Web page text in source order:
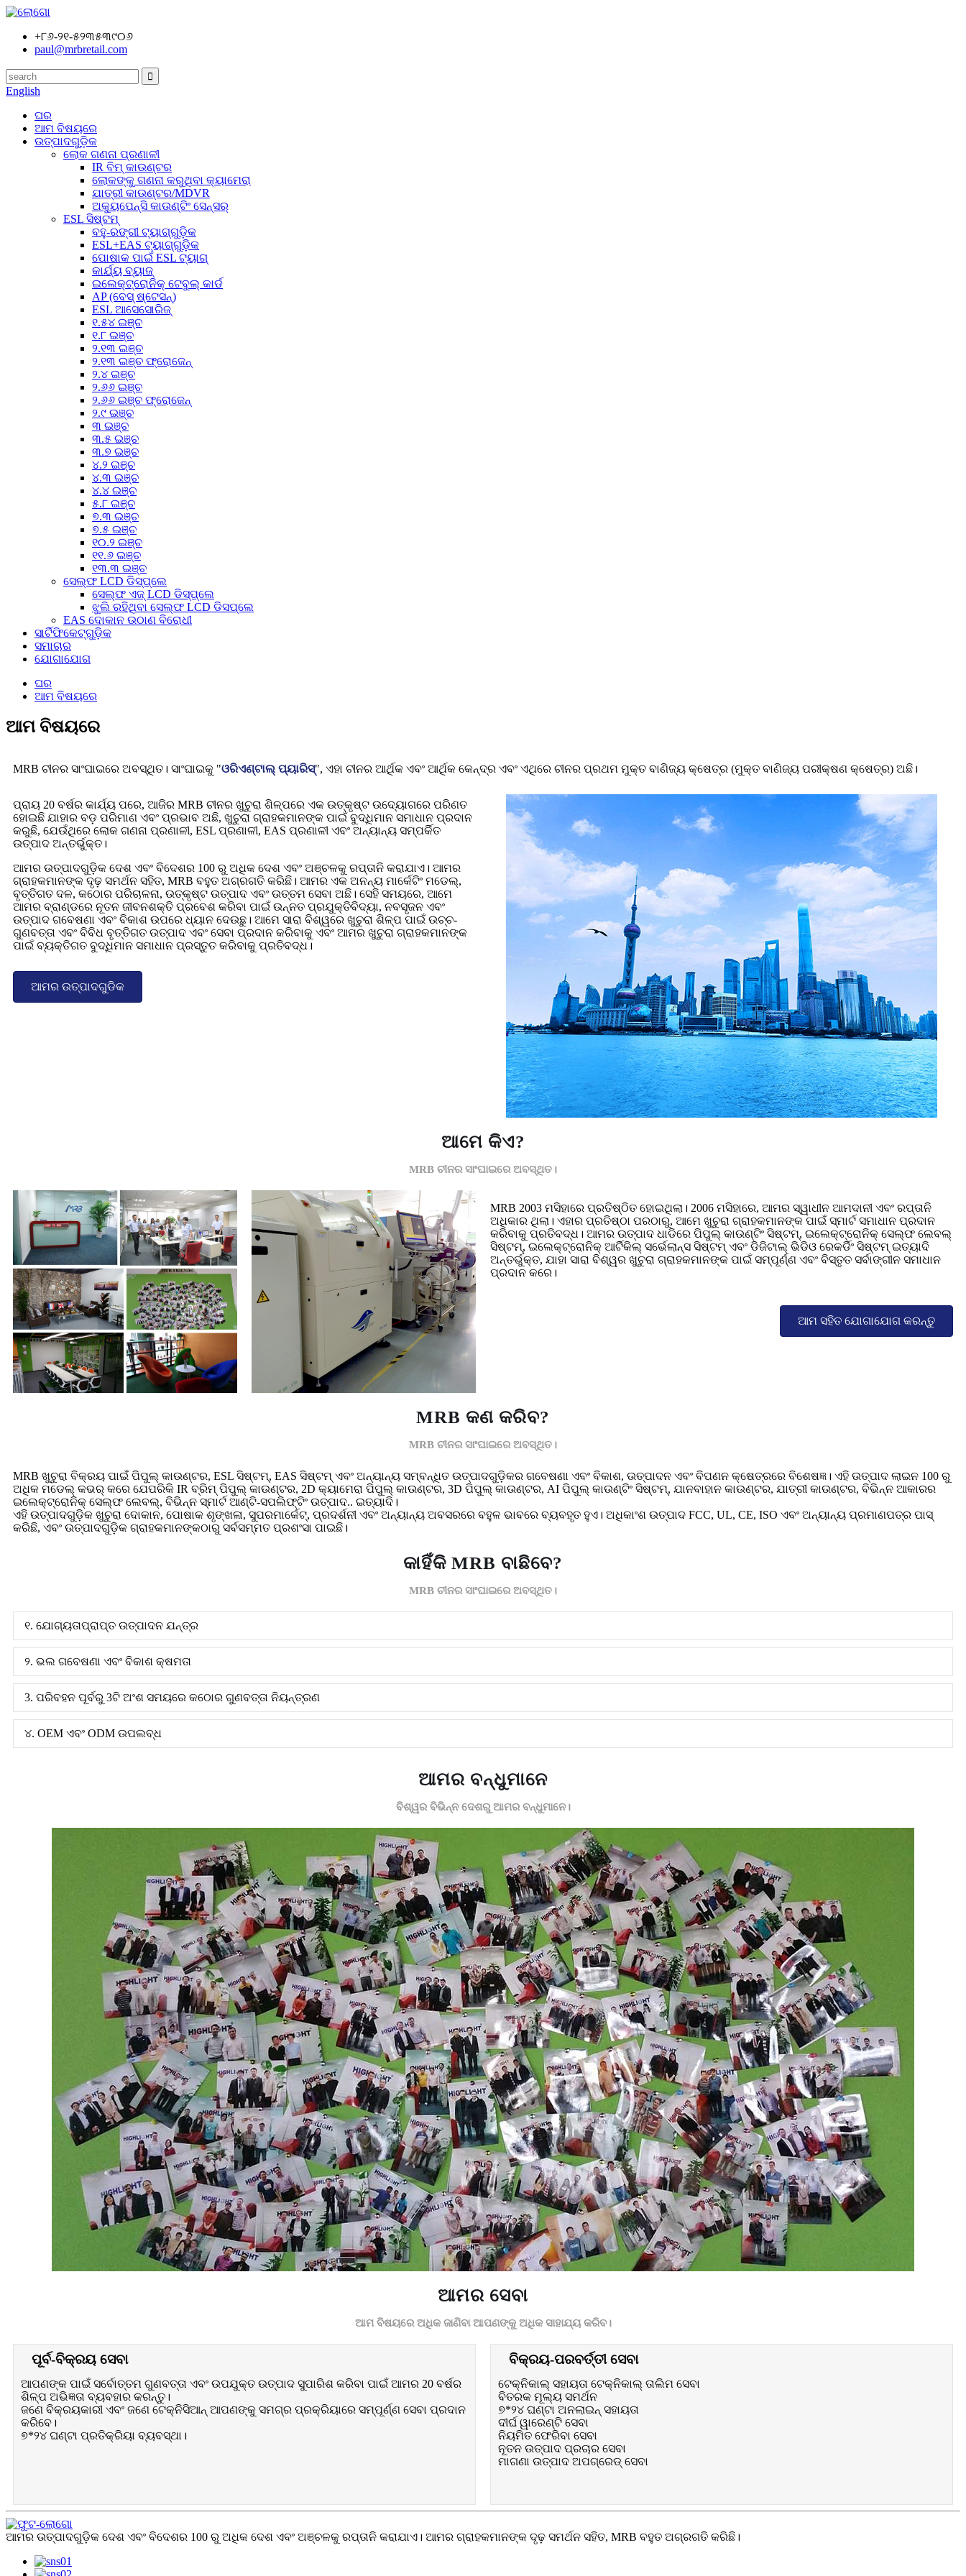
+୮୬-୨୧-୫୨୩୫୩୯୦୬
paul@mrbretail.com
English
ଘର
ଆମ ବିଷୟରେ
ଉତ୍ପାଦଗୁଡ଼ିକ
ଲୋକ ଗଣନା ପ୍ରଣାଳୀ
IR ବିମ୍ କାଉଣ୍ଟର
ଲୋକଙ୍କୁ ଗଣନା କରୁଥିବା କ୍ୟାମେରା
ଯାତ୍ରୀ କାଉଣ୍ଟର/MDVR
ଅକ୍ୟୁପେନ୍ସି କାଉଣ୍ଟିଂ ସେନ୍ସର୍
ESL ସିଷ୍ଟମ୍
ବହୁ-ରଙ୍ଗୀ ଟ୍ୟାଗ୍‌ଗୁଡ଼ିକ
ESL+EAS ଟ୍ୟାଗ୍‌ଗୁଡ଼ିକ
ପୋଷାକ ପାଇଁ ESL ଟ୍ୟାଗ୍
କାର୍ଯ୍ୟ ବ୍ୟାଜ୍
ଇଲେକ୍ଟ୍ରୋନିକ୍ ଟେବୁଲ୍ କାର୍ଡ
AP (ବେସ୍ ଷ୍ଟେସନ୍)
ESL ଆସେସୋରିଜ୍
୧.୫୪ ଇଞ୍ଚ
୧.୮ ଇଞ୍ଚ
୨.୧୩ ଇଞ୍ଚ
୨.୧୩ ଇଞ୍ଚ ଫ୍ରୋଜେନ୍
୨.୪ ଇଞ୍ଚ
୨.୬୬ ଇଞ୍ଚ
୨.୬୬ ଇଞ୍ଚ ଫ୍ରୋଜେନ୍
୨.୯ ଇଞ୍ଚ
୩ ଇଞ୍ଚ
୩.୫ ଇଞ୍ଚ
୩.୭ ଇଞ୍ଚ
୪.୨ ଇଞ୍ଚ
୪.୩ ଇଞ୍ଚ
୪.୪ ଇଞ୍ଚ
୫.୮ ଇଞ୍ଚ
୭.୩ ଇଞ୍ଚ
୭.୫ ଇଞ୍ଚ
୧୦.୨ ଇଞ୍ଚ
୧୧.୬ ଇଞ୍ଚ
୧୩.୩ ଇଞ୍ଚ
ସେଲ୍ଫ LCD ଡିସ୍‌ପ୍ଲେ
ସେଲ୍ଫ ଏଜ୍ LCD ଡିସ୍‌ପ୍ଲେ
ଝୁଲି ରହିଥିବା ସେଲ୍ଫ LCD ଡିସପ୍ଲେ
EAS ଦୋକାନ ଉଠାଣ ବିରୋଧୀ
ସାର୍ଟିଫିକେଟ୍‌ଗୁଡ଼ିକ
ସମାଚାର
ଯୋଗାଯୋଗ
ଘର
ଆମ ବିଷୟରେ
ଆମ ବିଷୟରେ
MRB ଚୀନର ସାଂଘାଇରେ ଅବସ୍ଥିତ। ସାଂଘାଇକୁ "ଓରିଏଣ୍ଟାଲ୍ ପ୍ୟାରିସ୍", ଏହା ଚୀନର ଆର୍ଥିକ ଏବଂ ଆର୍ଥିକ କେନ୍ଦ୍ର ଏବଂ ଏଥିରେ ଚୀନର ପ୍ରଥମ ମୁକ୍ତ ବାଣିଜ୍ୟ କ୍ଷେତ୍ର (ମୁକ୍ତ ବାଣିଜ୍ୟ ପରୀକ୍ଷଣ କ୍ଷେତ୍ର) ଅଛି।
ପ୍ରାୟ 20 ବର୍ଷର କାର୍ଯ୍ୟ ପରେ, ଆଜିର MRB ଚୀନର ଖୁଚୁରା ଶିଳ୍ପରେ ଏକ ଉତ୍କୃଷ୍ଟ ଉଦ୍ୟୋଗରେ ପରିଣତ
ହୋଇଛି ଯାହାର ବଡ଼ ପରିମାଣ ଏବଂ ପ୍ରଭାବ ଅଛି, ଖୁଚୁରା ଗ୍ରାହକମାନଙ୍କ ପାଇଁ ବୁଦ୍ଧିମାନ ସମାଧାନ ପ୍ରଦାନ
କରୁଛି, ଯେଉଁଥିରେ ଲୋକ ଗଣନା ପ୍ରଣାଳୀ, ESL ପ୍ରଣାଳୀ, EAS ପ୍ରଣାଳୀ ଏବଂ ଅନ୍ୟାନ୍ୟ ସମ୍ପର୍କିତ
ଉତ୍ପାଦ ଅନ୍ତର୍ଭୁକ୍ତ।
ଆମର ଉତ୍ପାଦଗୁଡ଼ିକ ଦେଶ ଏବଂ ବିଦେଶର 100 ରୁ ଅଧିକ ଦେଶ ଏବଂ ଅଞ୍ଚଳକୁ ରପ୍ତାନି କରାଯାଏ। ଆମର
ଗ୍ରାହକମାନଙ୍କ ଦୃଢ଼ ସମର୍ଥନ ସହିତ, MRB ବହୁତ ଅଗ୍ରଗତି କରିଛି। ଆମର ଏକ ଅନନ୍ୟ ମାର୍କେଟିଂ ମଡେଲ୍,
ବୃତ୍ତିଗତ ଦଳ, କଠୋର ପରିଚାଳନା, ଉତ୍କୃଷ୍ଟ ଉତ୍ପାଦ ଏବଂ ଉତ୍ତମ ସେବା ଅଛି। ସେହି ସମୟରେ, ଆମେ
ଆମର ବ୍ରାଣ୍ଡରେ ନୂତନ ଜୀବନଶକ୍ତି ପ୍ରବେଶ କରିବା ପାଇଁ ଉନ୍ନତ ପ୍ରଯୁକ୍ତିବିଦ୍ୟା, ନବସୃଜନ ଏବଂ
ଉତ୍ପାଦ ଗବେଷଣା ଏବଂ ବିକାଶ ଉପରେ ଧ୍ୟାନ ଦେଉଛୁ। ଆମେ ସାରା ବିଶ୍ୱରେ ଖୁଚୁରା ଶିଳ୍ପ ପାଇଁ ଉଚ୍ଚ-
ଗୁଣବତ୍ତା ଏବଂ ବିବିଧ ବୃତ୍ତିଗତ ଉତ୍ପାଦ ଏବଂ ସେବା ପ୍ରଦାନ କରିବାକୁ ଏବଂ ଆମର ଖୁଚୁରା ଗ୍ରାହକମାନଙ୍କ
ପାଇଁ ବ୍ୟକ୍ତିଗତ ବୁଦ୍ଧିମାନ ସମାଧାନ ପ୍ରସ୍ତୁତ କରିବାକୁ ପ୍ରତିବଦ୍ଧ।
ଆମର ଉତ୍ପାଦଗୁଡିକ
ଆମେ କିଏ?
MRB ଚୀନର ସାଂଘାଇରେ ଅବସ୍ଥିତ।
MRB 2003 ମସିହାରେ ପ୍ରତିଷ୍ଠିତ ହୋଇଥିଲା। 2006 ମସିହାରେ, ଆମର ସ୍ୱାଧୀନ ଆମଦାନୀ ଏବଂ ରପ୍ତାନି
ଅଧିକାର ଥିଲା। ଏହାର ପ୍ରତିଷ୍ଠା ପରଠାରୁ, ଆମେ ଖୁଚୁରା ଗ୍ରାହକମାନଙ୍କ ପାଇଁ ସ୍ମାର୍ଟ ସମାଧାନ ପ୍ରଦାନ
କରିବାକୁ ପ୍ରତିବଦ୍ଧ। ଆମର ଉତ୍ପାଦ ଧାଡିରେ ପିପୁଲ୍ କାଉଣ୍ଟିଂ ସିଷ୍ଟମ୍, ଇଲେକ୍ଟ୍ରୋନିକ୍ ସେଲ୍ଫ ଲେବଲ୍
ସିଷ୍ଟମ୍, ଇଲେକ୍ଟ୍ରୋନିକ୍ ଆର୍ଟିକିଲ୍ ସର୍ଭେଲାନ୍ସ ସିଷ୍ଟମ୍ ଏବଂ ଡିଜିଟାଲ୍ ଭିଡିଓ ରେକର୍ଡିଂ ସିଷ୍ଟମ୍ ଇତ୍ୟାଦି
ଅନ୍ତର୍ଭୁକ୍ତ, ଯାହା ସାରା ବିଶ୍ୱର ଖୁଚୁରା ଗ୍ରାହକମାନଙ୍କ ପାଇଁ ସମ୍ପୂର୍ଣ୍ଣ ଏବଂ ବିସ୍ତୃତ ସର୍ବାଙ୍ଗୀନ ସମାଧାନ
ପ୍ରଦାନ କରେ।
ଆମ ସହିତ ଯୋଗାଯୋଗ କରନ୍ତୁ
MRB କଣ କରିବ?
MRB ଚୀନର ସାଂଘାଇରେ ଅବସ୍ଥିତ।
MRB ଖୁଚୁରା ବିକ୍ରୟ ପାଇଁ ପିପୁଲ୍ କାଉଣ୍ଟର, ESL ସିଷ୍ଟମ୍, EAS ସିଷ୍ଟମ୍ ଏବଂ ଅନ୍ୟାନ୍ୟ ସମ୍ବନ୍ଧିତ ଉତ୍ପାଦଗୁଡ଼ିକର ଗବେଷଣା ଏବଂ ବିକାଶ, ଉତ୍ପାଦନ ଏବଂ ବିପଣନ କ୍ଷେତ୍ରରେ ବିଶେଷଜ୍ଞ। ଏହି ଉତ୍ପାଦ ଲାଇନ 100 ରୁ
ଅଧିକ ମଡେଲ୍ କଭର୍ କରେ ଯେପରିକି IR ବ୍ରିମ୍ ପିପୁଲ୍ କାଉଣ୍ଟର, 2D କ୍ୟାମେରା ପିପୁଲ୍ କାଉଣ୍ଟର, 3D ପିପୁଲ୍ କାଉଣ୍ଟର, AI ପିପୁଲ୍ କାଉଣ୍ଟିଂ ସିଷ୍ଟମ୍, ଯାନବାହାନ କାଉଣ୍ଟର, ଯାତ୍ରୀ କାଉଣ୍ଟର, ବିଭିନ୍ନ ଆକାରର
ଇଲେକ୍ଟ୍ରୋନିକ୍ ସେଲ୍ଫ ଲେବଲ୍, ବିଭିନ୍ନ ସ୍ମାର୍ଟ ଆଣ୍ଟି-ସପଲିଫ୍ଟିଂ ଉତ୍ପାଦ.. ଇତ୍ୟାଦି।
ଏହି ଉତ୍ପାଦଗୁଡ଼ିକ ଖୁଚୁରା ଦୋକାନ, ପୋଷାକ ଶୃଙ୍ଖଳା, ସୁପରମାର୍କେଟ୍, ପ୍ରଦର୍ଶନୀ ଏବଂ ଅନ୍ୟାନ୍ୟ ଅବସରରେ ବହୁଳ ଭାବରେ ବ୍ୟବହୃତ ହୁଏ। ଅଧିକାଂଶ ଉତ୍ପାଦ FCC, UL, CE, ISO ଏବଂ ଅନ୍ୟାନ୍ୟ ପ୍ରମାଣପତ୍ର ପାସ୍
କରିଛି, ଏବଂ ଉତ୍ପାଦଗୁଡ଼ିକ ଗ୍ରାହକମାନଙ୍କଠାରୁ ସର୍ବସମ୍ମତ ପ୍ରଶଂସା ପାଇଛି।
କାହିଁକି MRB ବାଛିବେ?
MRB ଚୀନର ସାଂଘାଇରେ ଅବସ୍ଥିତ।
୧. ଯୋଗ୍ୟତାପ୍ରାପ୍ତ ଉତ୍ପାଦନ ଯନ୍ତ୍ର
୨. ଭଲ ଗବେଷଣା ଏବଂ ବିକାଶ କ୍ଷମତା
3. ପରିବହନ ପୂର୍ବରୁ 3ଟି ଅଂଶ ସମୟରେ କଠୋର ଗୁଣବତ୍ତା ନିୟନ୍ତ୍ରଣ
୪. OEM ଏବଂ ODM ଉପଲବ୍ଧ
ଆମର ବନ୍ଧୁମାନେ
ବିଶ୍ୱର ବିଭିନ୍ନ ଦେଶରୁ ଆମର ବନ୍ଧୁମାନେ।
ଆମର ସେବା
ଆମ ବିଷୟରେ ଅଧିକ ଜାଣିବା ଆପଣଙ୍କୁ ଅଧିକ ସାହାଯ୍ୟ କରିବ।
ପୂର୍ବ-ବିକ୍ରୟ ସେବା
ଆପଣଙ୍କ ପାଇଁ ସର୍ବୋତ୍ତମ ଗୁଣବତ୍ତା ଏବଂ ଉପଯୁକ୍ତ ଉତ୍ପାଦ ସୁପାରିଶ କରିବା ପାଇଁ ଆମର 20 ବର୍ଷର
ଶିଳ୍ପ ଅଭିଜ୍ଞତା ବ୍ୟବହାର କରନ୍ତୁ।
ଜଣେ ବିକ୍ରୟକାରୀ ଏବଂ ଜଣେ ଟେକ୍ନିସିଆନ୍ ଆପଣଙ୍କୁ ସମଗ୍ର ପ୍ରକ୍ରିୟାରେ ସମ୍ପୂର୍ଣ୍ଣ ସେବା ପ୍ରଦାନ
କରିବେ।
୭*୨୪ ଘଣ୍ଟା ପ୍ରତିକ୍ରିୟା ବ୍ୟବସ୍ଥା।
ବିକ୍ରୟ-ପରବର୍ତ୍ତୀ ସେବା
ଟେକ୍ନିକାଲ୍ ସହାୟତା ଟେକ୍ନିକାଲ୍ ତାଲିମ ସେବା
ବିତରକ ମୂଲ୍ୟ ସମର୍ଥନ
୭*୨୪ ଘଣ୍ଟା ଅନଲାଇନ୍ ସହାୟତା
ଦୀର୍ଘ ୱାରେଣ୍ଟି ସେବା
ନିୟମିତ ଫେରିବା ସେବା
ନୂତନ ଉତ୍ପାଦ ପ୍ରଚାର ସେବା
ମାଗଣା ଉତ୍ପାଦ ଅପଗ୍ରେଡ୍ ସେବା
ଆମର ଉତ୍ପାଦଗୁଡ଼ିକ ଦେଶ ଏବଂ ବିଦେଶର 100 ରୁ ଅଧିକ ଦେଶ ଏବଂ ଅଞ୍ଚଳକୁ ରପ୍ତାନି କରାଯାଏ। ଆମର ଗ୍ରାହକମାନଙ୍କ ଦୃଢ଼ ସମର୍ଥନ ସହିତ, MRB ବହୁତ ଅଗ୍ରଗତି କରିଛି।